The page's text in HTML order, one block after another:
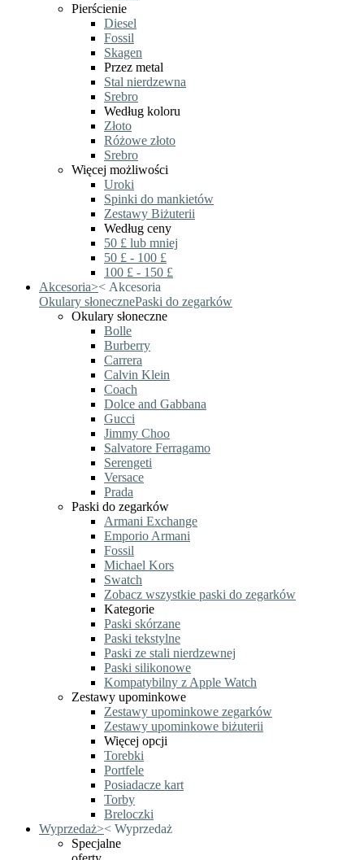
Pierścienie
Diesel
Fossil
Skagen
Przez metal
Stal nierdzewna
Srebro
Według koloru
Złoto
Różowe złoto
Srebro
Więcej możliwości
Uroki
Spinki do mankietów
Zestawy Biżuterii
Według ceny
50 £ lub mniej
50 £ - 100 £
100 £ - 150 £
Akcesoria>< Akcesoria
Okulary słonecznePaski do zegarków
Okulary słoneczne
Bolle
Burberry
Carrera
Calvin Klein
Coach
Dolce and Gabbana
Gucci
Jimmy Choo
Salvatore Ferragamo
Serengeti
Versace
Prada
Paski do zegarków
Armani Exchange
Emporio Armani
Fossil
Michael Kors
Swatch
Zobacz wszystkie paski do zegarków
Kategorie
Paski skórzane
Paski tekstylne
Paski ze stali nierdzewnej
Paski silikonowe
Kompatybilny z Apple Watch
Zestawy upominkowe
Zestawy upominkowe zegarków
Zestawy upominkowe biżuterii
Więcej opcji
Torebki
Portfele
Posiadacze kart
Torby
Breloczki
Wyprzedaż>< Wyprzedaż
Specjalne